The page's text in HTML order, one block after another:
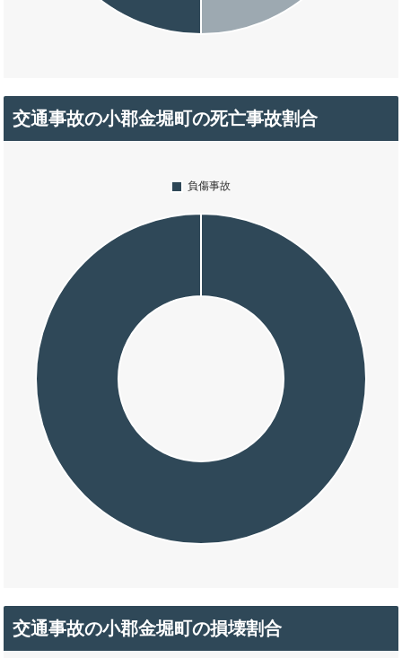
交通事故の小郡金堀町の死亡事故割合
交通事故の小郡金堀町の損壊割合